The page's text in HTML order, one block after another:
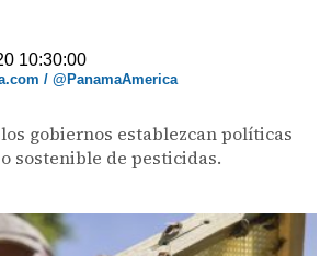
10:30:00
/ @PanamaAmerica
gobiernos establezcan políticas
sostenible de pesticidas.